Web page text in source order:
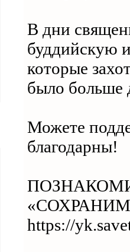
В дни
буддийскую
которые
было больше
Можете
благодарны!
https://